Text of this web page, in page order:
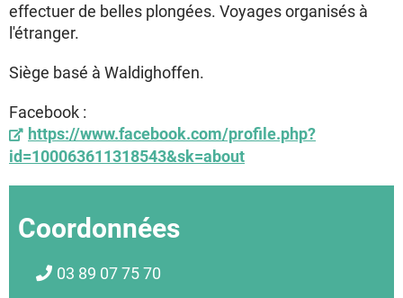
effectuer de belles plongées. Voyages organisés à
l'étranger.
Siège basé à Waldighoffen.
Facebook :
https://www.facebook.com/profile.php?
id=100063611318543&sk=about
Coordonnées
03 89 07 75 70